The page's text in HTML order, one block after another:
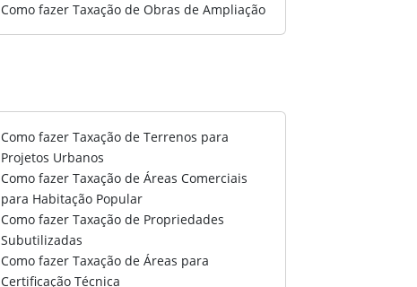
Como fazer Taxação de Obras de Ampliação
Como fazer Taxação de Terrenos para
Projetos Urbanos
Como fazer Taxação de Áreas Comerciais
para Habitação Popular
Como fazer Taxação de Propriedades
Subutilizadas
Como fazer Taxação de Áreas para
Certificação Técnica